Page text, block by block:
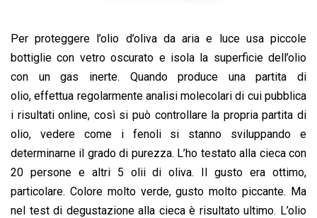
Per proteggere l’olio d’oliva da aria e luce usa piccole
bottiglie con vetro oscurato e isola la superficie dell’olio
con un gas inerte. Quando produce una partita di
olio, effettua regolarmente analisi molecolari di cui pubblica
i risultati online, così si può controllare la propria partita di
olio, vedere come i fenoli si stanno sviluppando e
determinarne il grado di purezza. L’ho testato alla cieca con
20 persone e altri 5 olii di oliva. Il gusto era ottimo,
particolare. Colore molto verde, gusto molto piccante. Ma
nel test di degustazione alla cieca è risultato ultimo. L’olio